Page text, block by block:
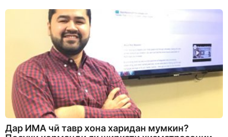
Дар ИМА чӣ тавр хона харидан мумкин?